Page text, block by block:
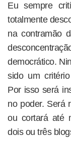
Eu sempre
totalmente
na contramão
democrático.
sido um
Por isso será
no poder. Será
ou cortará até
dois ou três